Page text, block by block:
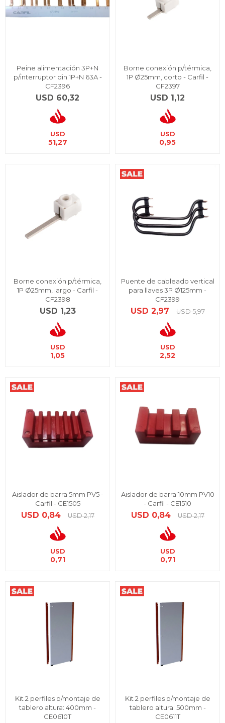
Peine alimentación 3P+N
p/interruptor din 1P+N 63A -
CF2396
USD 60,32
USD
51,27
Borne conexión p/térmica,
1P Ø25mm, corto - Carfil -
CF2397
USD 1,12
USD
0,95
Borne conexión p/térmica,
1P Ø25mm, largo - Carfil -
CF2398
USD 1,23
USD
1,05
Puente de cableado vertical
para llaves 3P Ø125mm -
CF2399
USD 2,97 USD 5,97
USD
2,52
Aislador de barra 5mm PV5 -
Carfil - CE1505
USD 0,84 USD 2,17
USD
0,71
Aislador de barra 10mm PV10
- Carfil - CE1510
USD 0,84 USD 2,17
USD
0,71
Kit 2 perfiles p/montaje de
tablero altura: 400mm -
CE0610T
Kit 2 perfiles p/montaje de
tablero altura: 500mm -
CE0611T